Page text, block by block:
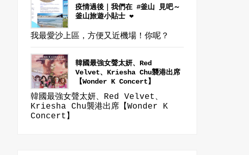
疫情過後｜我們在 #釜山 見吧～
釜山旅遊小貼士 ❤
我最愛沙上區，方便又近機場！你呢？
韓國最強女聲太妍、Red
Velvet、Kriesha Chu襲港出席
【Wonder K Concert】
韓國最強女聲太妍、Red Velvet、
Kriesha Chu襲港出席【Wonder K
Concert】